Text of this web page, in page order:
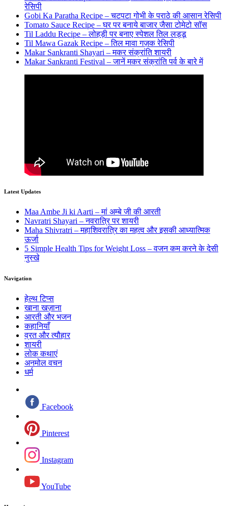
रेसिपी
Gobi Ka Paratha Recipe – चटपटा गोभी के पराठे की आसान रेसिपी
Tomato Sauce Recipe – घर पर बनाये बाजार जैसा टोमेटो सॉस
Til Laddu Recipe – लोहड़ी पर बनाए स्पेशल तिल लड्डू
Til Mawa Gazak Recipe – तिल मावा गज़क रेसिपी
Makar Sankranti Shayari – मकर संक्रांति शायरी
Makar Sankranti Festival – जानें मकर संक्रांति पर्व के बारे में
Latest Updates
Maa Ambe Ji ki Aarti – मां अम्बे जी की आरती
Navratri Shayari – नवरात्रि पर शायरी
Maha Shivratri – महाशिवरात्रि का महत्व और इसकी आध्यात्मिक
ऊर्जा
5 Simple Health Tips for Weight Loss – वजन कम करने के देसी
नुस्खे
Navigation
हेल्थ टिप्स
खाना खज़ाना
आरती और भजन
कहानियाँ
व्रत और त्यौहार
शायरी
लोक कथाएं
अनमोल वचन
धर्म
Facebook
Pinterest
Instagram
YouTube